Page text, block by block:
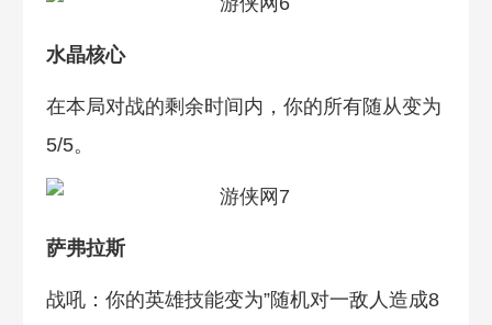
水晶核心
在本局对战的剩余时间内，你的所有随从变为
5/5。
萨弗拉斯
战吼：你的英雄技能变为”随机对一敌人造成8